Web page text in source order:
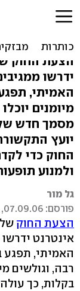
מסמך:
הצעת החוק
ידרשו
האמיתי,
מיומנים
מסמך חדש
יועץ
החוק כדי
ולמנוע
גל מור
פורסם: 07.09.06, 15:21
הצעת החוק
אינטרנט
האמיתי, תפגע
רבה, וגולשים
בקלות, כך עולה